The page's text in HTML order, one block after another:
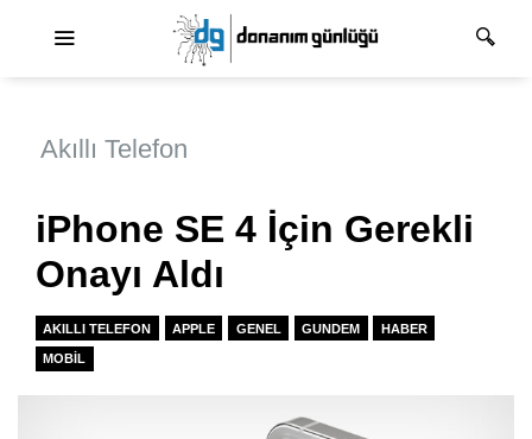
Akıllı Telefon
iPhone SE 4 İçin Gerekli
Onayı Aldı
AKILLI TELEFON APPLE GENEL GUNDEM HABER
MOBIL